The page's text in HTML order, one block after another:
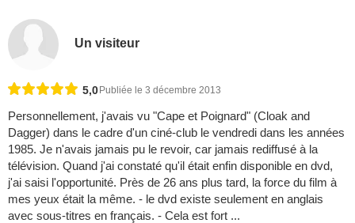
Un visiteur
5,0Publiée le 3 décembre 2013
Personnellement, j'avais vu "Cape et Poignard" (Cloak and
Dagger) dans le cadre d'un ciné-club le vendredi dans les années
1985. Je n'avais jamais pu le revoir, car jamais rediffusé à la
télévision. Quand j'ai constaté qu'il était enfin disponible en dvd,
j'ai saisi l'opportunité. Près de 26 ans plus tard, la force du film à
mes yeux était la même. - le dvd existe seulement en anglais
avec sous-titres en français. - Cela est fort ...